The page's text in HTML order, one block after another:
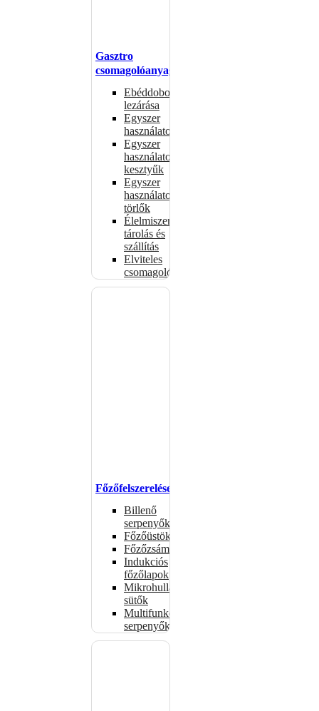
Gasztro
csomagolóanyagok
Ebéddobozok
lezárása
Egyszer
használatos
Egyszer
használatos
kesztyűk
Egyszer
használatos
törlők
Élelmiszer-
tárolás és
szállítás
Elviteles
csomagolóanyagok
Főzőfelszerelések
Billenő
serpenyők
Főzőüstök
Főzőzsámolyok
Indukciós
főzőlapok
Mikrohullámú
sütők
Multifunkciós
serpenyők